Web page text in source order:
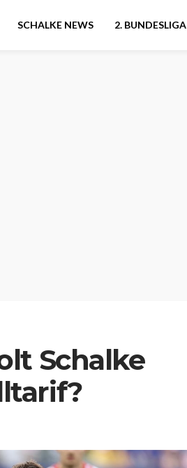
SCHALKE NEWS 2. BUNDESLIGA
Schalke